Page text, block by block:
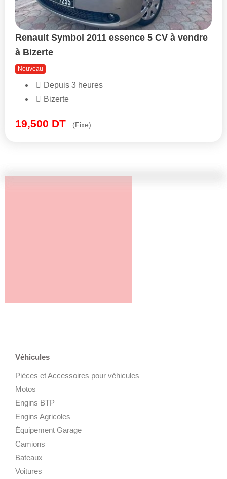
Renault Symbol 2011 essence 5 CV à vendre
à Bizerte
Nouveau
Depuis 3 heures
Bizerte
19,500 DT (Fixe)
Véhicules
Pièces et Accessoires pour véhicules
Motos
Engins BTP
Engins Agricoles
Équipement Garage
Camions
Bateaux
Voitures